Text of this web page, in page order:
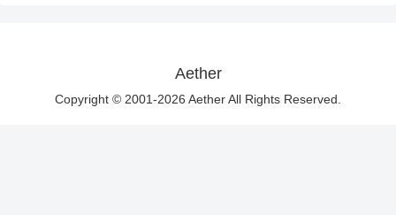
Aether
Copyright © 2001-2026 Aether All Rights Reserved.